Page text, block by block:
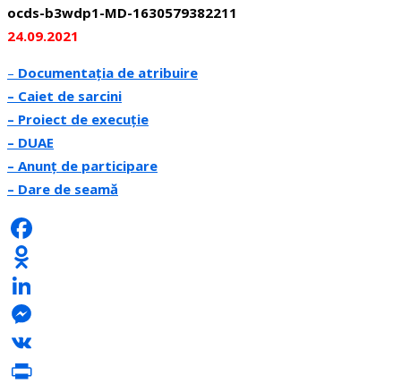
ocds-b3wdp1-MD-1630579382211
24.09.2021
– Documentația de atribuire
– Caiet de sarcini
– Proiect de execuție
– DUAE
– Anunț de participare
– Dare de seamă
Facebook
Odnoklassniki
LinkedIn
Messenger
VK